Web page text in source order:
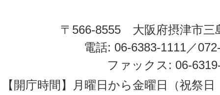
〒566-8555 大阪府摂津市三
電話: 06-6383-1111／
ファックス: 06-
【開庁時間】月曜日から金曜日（祝祭